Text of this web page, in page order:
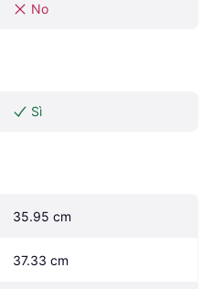
No
Sì
35.95 cm
37.33 cm